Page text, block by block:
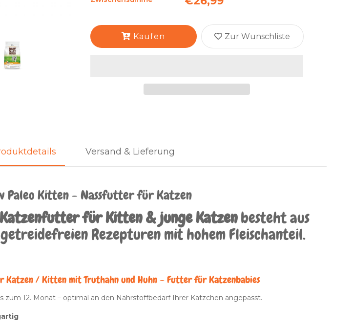
Kaufen Zur Wunschliste
Versand & Lieferung
Paleo Kitten - Nassfutter für Katzen
für Kitten & junge Katzen besteht aus
Rezepturen mit hohem Fleischanteil.
Katzen /Kitten mit Truthahn und Huhn – Futter für Katzenbabies
12. Monat – optimal an den Nährstoffbedarf Ihrer Kätzchen angepasst.